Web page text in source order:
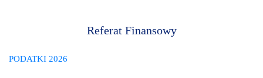
Referat Finansowy
PODATKI 2026